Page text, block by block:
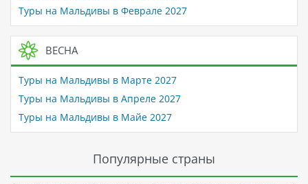
Туры на Мальдивы в Феврале 2027
ВЕСНА
Туры на Мальдивы в Марте 2027
Туры на Мальдивы в Апреле 2027
Туры на Мальдивы в Майе 2027
Популярные страны